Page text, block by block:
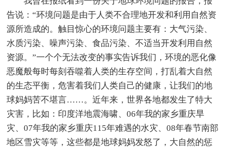
告说：“环境问题是由于人类不合理地开发和利用自然资
源所造成的。触目惊心的环境问题主要有：大气污染、
水质污染、噪声污染、食品污染、不适当开发利用自然
资源。”一个个无法改变的事实告诉我们，环境的恶化像
恶魔般每时每刻吞噬着人类的生存空间，打乱着大自然
的生态平衡，危害着我们人类自己的健康，让我们的地
球妈妈苦不堪言……。近年来，世界各地都发生了特大
灾害，比如：印度洋地震海啸、06年我的家乡重庆旱
灾、07年我的家乡重庆115年难遇的水灾、08年春节南部
地区雪灾等等，这些都是地球妈妈发怒了，大自然的惩